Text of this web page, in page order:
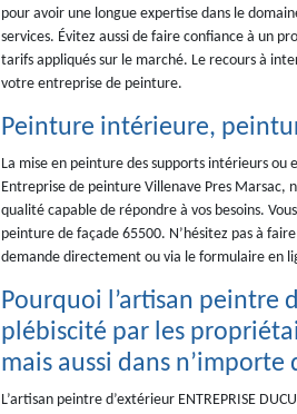
pour avoir une longue expertise dans le
services. Évitez aussi de faire confiance à un
tarifs appliqués sur le marché. Le recours à
votre entreprise de peinture.
Peinture intérieure,
La mise en peinture des supports intérieurs
Entreprise de peinture Villenave Pres
qualité capable de répondre à vos besoins.
peinture de façade 65500. N’hésitez pas à
demande directement ou via le formulaire en
Pourquoi l’artisan peintre
plébiscité par les
mais aussi dans n’importe
L’artisan peintre d’extérieur ENTREPRISE